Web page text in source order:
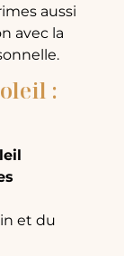
aussi
avec la
:
et du